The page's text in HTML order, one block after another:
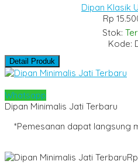
Dipan Klasik
Rp
Stok:
Kode:
Detail Produk
Whatsapp
Dipan Minimalis Jati Terbaru
*Pemesanan dapat langsung